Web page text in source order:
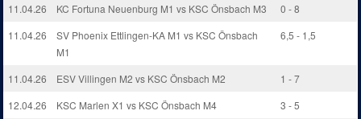
11.04.26 KC Fortuna Neuenburg M1 vs KSC Önsbach M3
0 - 8
11.04.26
SV Phoenix Ettlingen-KA M1 vs KSC Önsbach
M1
6,5 - 1,5
11.04.26 ESV Villingen M2 vs KSC Önsbach M2
1 - 7
12.04.26
KSC Marlen X1 vs KSC Önsbach M4
3 - 5